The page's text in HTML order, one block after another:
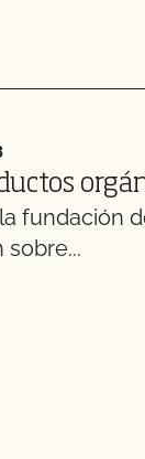
fundación
sobre...